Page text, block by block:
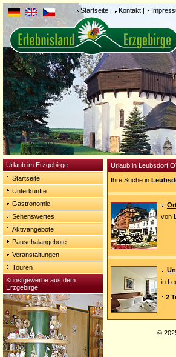
Startseite | Kontakt |
Urlaub im Erzgebirge
Startseite
Unterkünfte
Gastronomie
Sehenswertes
Aktivangebote
Pauschalangebote
Veranstaltungen
Touren
Kunstgewerbe aus dem
Erzgebirge
Urlaub in Leubsdorf
Ihre Suche in
von
in
2
©